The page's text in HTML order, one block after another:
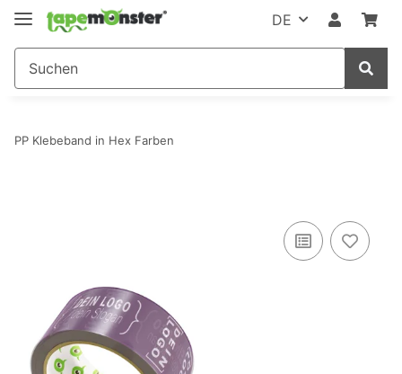
DE
PP Klebeband in Hex Farben